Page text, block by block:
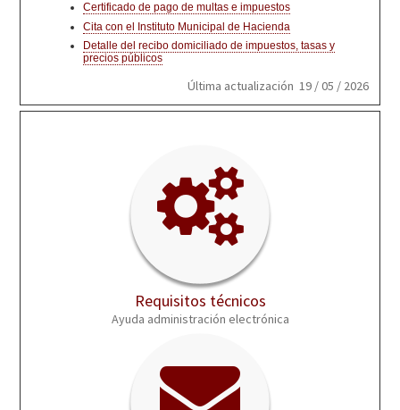
Certificado de pago de multas e impuestos
Cita con el Instituto Municipal de Hacienda
Detalle del recibo domiciliado de impuestos, tasas y
precios públicos
Última actualización 19 / 05 / 2026
Requisitos técnicos
Ayuda administración electrónica